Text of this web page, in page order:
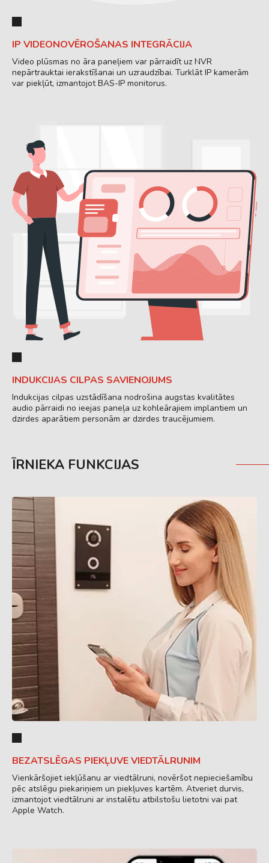
IP VIDEONOVĒROŠANAS INTEGRĀCIJA
Video plūsmas no āra paneļiem var pārraidīt uz NVR
nepārtrauktai ierakstīšanai un uzraudzībai. Turklāt IP kamerām
var piekļūt, izmantojot BAS-IP monitorus.
INDUKCIJAS CILPAS SAVIENOJUMS
Indukcijas cilpas uzstādīšana nodrošina augstas kvalitātes
audio pārraidi no ieejas paneļa uz kohleārajiem implantiem un
dzirdes aparātiem personām ar dzirdes traucējumiem.
ĪRNIEKA FUNKCIJAS
BEZATSLĒGAS PIEKĻUVE VIEDTĀLRUNIM
Vienkāršojiet iekļūšanu ar viedtālruni, novēršot nepieciešamību
pēc atslēgu piekariņiem un piekļuves kartēm. Atveriet durvis,
izmantojot viedtālruni ar instalētu atbilstošu lietotni vai pat
Apple Watch.